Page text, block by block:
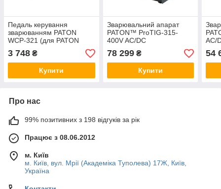
Педаль керування
зварюванням PATON
WCP-321 (для PATON
ProTIG-200 AC/DC, для
PATON ProTIG-315-400V
AC/DC)
3 748 ₴
Купити
Зварювальний апарат
PATON™ ProTIG-315-
400V AC/DC
78 299₴
Купити
AC/
54
Про нас
99% позитивних з 198 відгуків за рік
Працює з 08.06.2012
м. Київ
м. Київ, вул. Мрії (Академіка Туполева) 17Ж, Київ,
Україна